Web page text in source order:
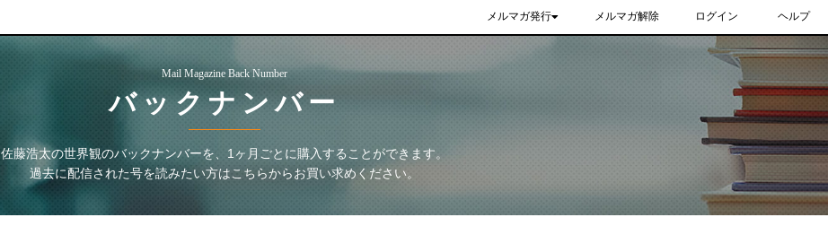
メルマガ発行 メルマガ解除 ログイン ヘルプ
Mail Magazine Back Number
バックナンバー
佐藤浩太の世界観のバックナンバーを、1ヶ月ごとに購入することができます。
過去に配信された号を読みたい方はこちらからお買い求めください。